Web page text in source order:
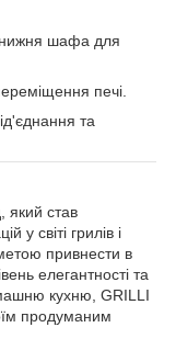
шафа для
печі.
та
який став
у світі грилів і
привнести в
елегантності та
кухню, GRILLI
продуманим